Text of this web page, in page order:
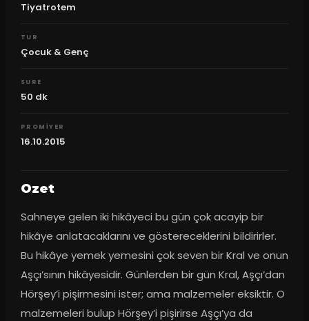
Tiyatrotem
TUR
Çocuk & Genç
SURE
50 dk
PROMIYER
16.10.2015
Ozet
Sahneye gelen iki hikâyeci bu gün çok acayip bir
hikâye anlatacaklarını ve göstereceklerini bildirirler.
Bu hikâye yemek yemesini çok seven bir Kral ve onun
Aşçı’sının hikâyesidir. Günlerden bir gün Kral, Aşçı’dan
Hörşey’i pişirmesini ister; ama malzemeler eksiktir. O
malzemeleri bulup Hörşey’i pişirirse Aşçı’ya da